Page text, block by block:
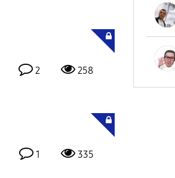
2 258
1 335